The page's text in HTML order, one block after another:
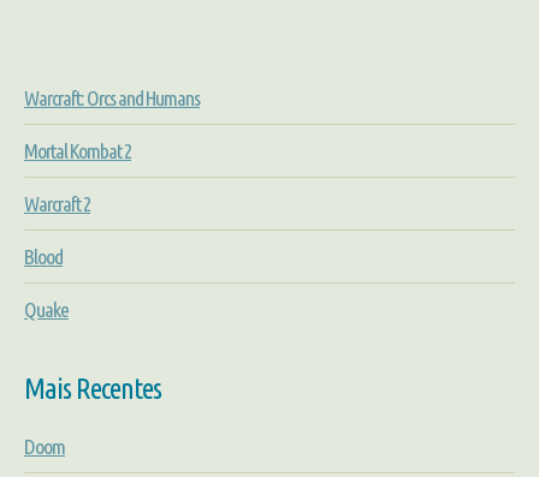
Warcraft: Orcs and Humans
Mortal Kombat 2
Warcraft 2
Blood
Quake
Mais Recentes
Doom